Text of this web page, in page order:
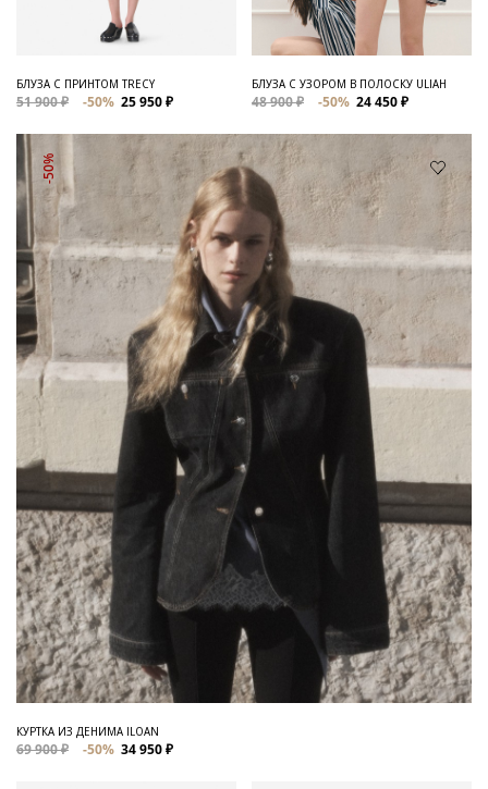
БЛУЗА С ПРИНТОМ TRECY
51 900 ₽ -50% 25 950 ₽
БЛУЗА С УЗОРОМ В ПОЛОСКУ ULIAH
48 900 ₽ -50% 24 450 ₽
-50%
КУРТКА ИЗ ДЕНИМА ILOAN
69 900 ₽ -50% 34 950 ₽